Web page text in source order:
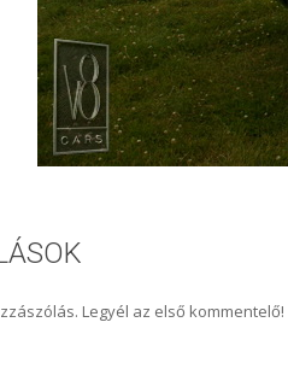
Legyél az első kommentelő!